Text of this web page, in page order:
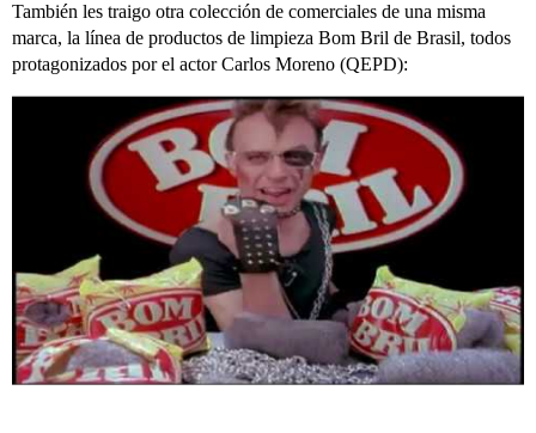
También les traigo otra colección de comerciales de una misma
marca, la línea de productos de limpieza Bom Bril de Brasil, todos
protagonizados por el actor Carlos Moreno (QEPD):